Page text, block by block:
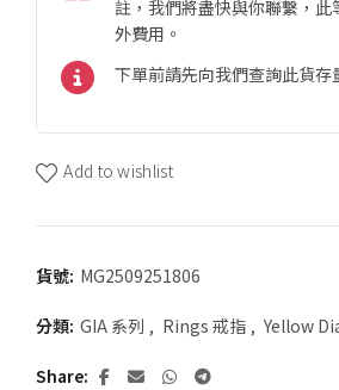
註，我們將盡快與你聯繫，此
外費用。
下單前請先向我們查詢此貨存
Add to wishlist
貨號: MG2509251806
分類: GIA 系列 , Rings 戒指 , Yellow
Share